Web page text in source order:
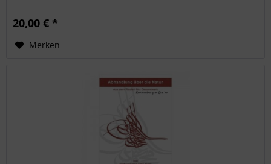
20,00 € *
Merken